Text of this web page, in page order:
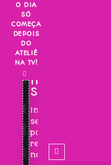
Skip
content
O DIA
SÓ
COMEÇA
DEPOIS
DO
ATELIÊ
NA TV!
INSCREVA-
SE!
Inscreva-
se
para
receber
novidades!